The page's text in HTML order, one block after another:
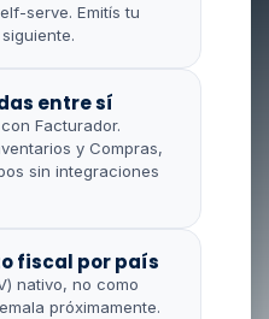
serve. Emitís tu
entre sí
Facturador.
y Compras,
sin integraciones
fiscal por país
nativo, no como
próximamente.